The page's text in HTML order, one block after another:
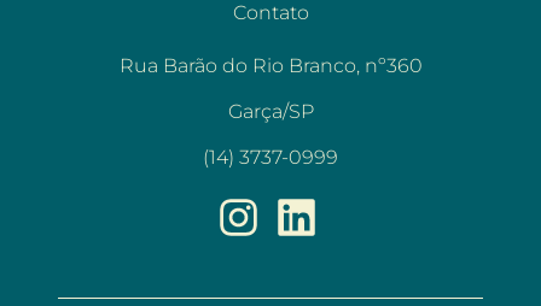
Contato
Rua Barão do Rio Branco, nº360
Garça/SP
(14) 3737-0999